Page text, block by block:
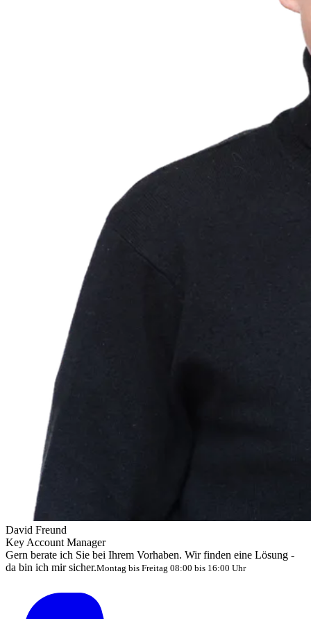
David Freund
Key Account Manager
Gern berate ich Sie bei Ihrem Vorhaben. Wir finden eine Lösung -
da bin ich mir sicher.Montag bis Freitag 08:00 bis 16:00 Uhr